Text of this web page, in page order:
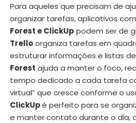
Para aqueles que precisam de
organizar tarefas, aplicativos
Forest e ClickUp podem ser de
Trelloorganiza tarefas em
estruturar informações e listas
Forest ajuda a manter o foco,
tempo dedicado a cada tarefa
virtual” que cresce conforme o
ClickUpé perfeito para se
e manter contato durante o dia,